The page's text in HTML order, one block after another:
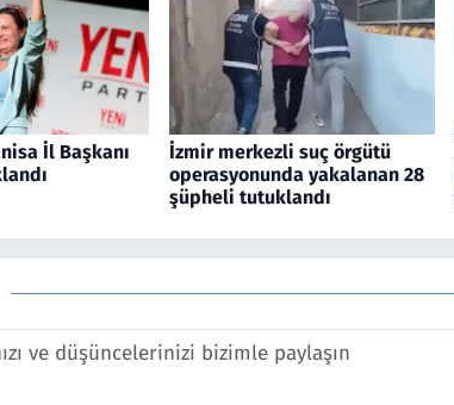
İl Başkanı
İzmir merkezli suç örgütü
operasyonunda yakalanan 28
şüpheli tutuklandı